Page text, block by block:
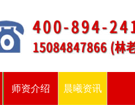
师资介绍 晨曦资讯